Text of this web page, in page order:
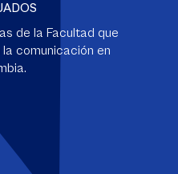
de la Facultad que
comunicación en